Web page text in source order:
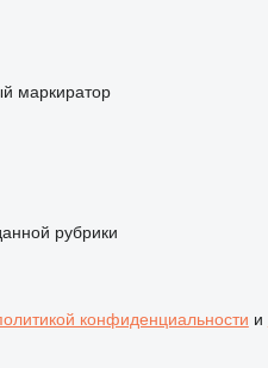
маркиратор
рубрики
конфиденциальности и